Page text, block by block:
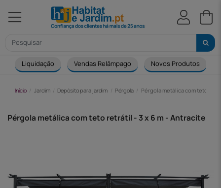
Liquidação Vendas Relâmpago Novos Produtos
Início Jardim Depósito para jardim Pérgola Pérgola metálica com teto
Pérgola metálica com teto retrátil - 3 x 6 m - Antracite